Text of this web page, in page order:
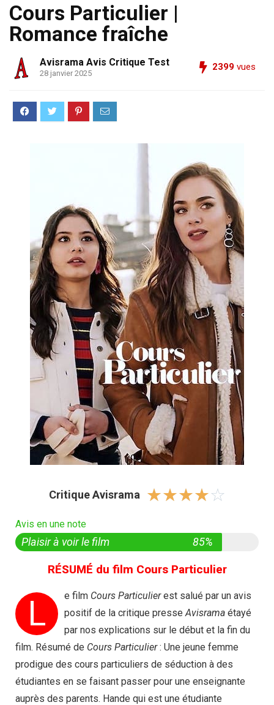
Cours Particulier |
Romance fraîche
Avisrama Avis Critique Test
28 janvier 2025
2399 vues
Critique Avisrama ☆☆☆☆☆
Avis en une note
Plaisir à voir le film 85%
RÉSUMÉ du film Cours Particulier
L e film Cours Particulierest salué par un avis
positif de la critique presseAvisrama étayé
par nos explications sur le début et la fin du
film. Résumé de Cours Particulier: Une jeune femme
prodigue des cours particuliers de séduction à des
étudiantes en se faisant passer pour une enseignante
auprès des parents. Hande qui est une étudiante